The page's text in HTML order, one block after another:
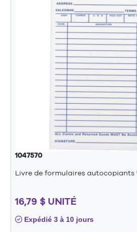
1047570
Livre de formulaires autocopiants
16,79 $ UNITÉ
Expédié 3 à 10 jours